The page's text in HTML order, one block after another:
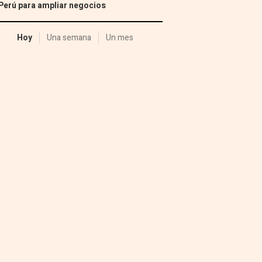
para ampliar negocios
Hoy Una semana Un mes